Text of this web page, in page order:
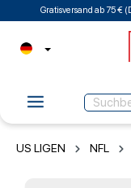
Gratisversand ab 75 €
US LIGEN NFL